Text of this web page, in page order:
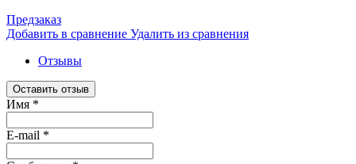
Предзаказ
Добавить в сравнение Удалить из сравнения
Отзывы
Оставить отзыв
Имя *
E-mail *